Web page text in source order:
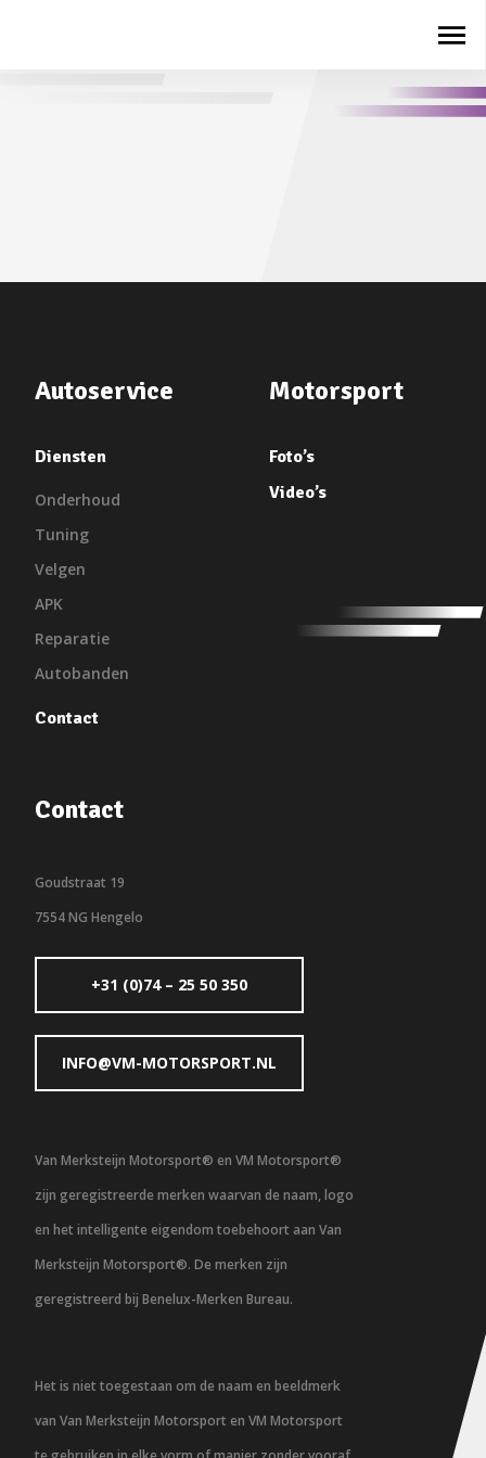
Autoservice
Diensten
Onderhoud
Tuning
Velgen
APK
Reparatie
Autobanden
Contact
Motorsport
Foto’s
Video’s
Contact
Goudstraat 19
7554 NG Hengelo
+31 (0)74 – 25 50 350
INFO@VM-MOTORSPORT.NL
Van Merksteijn Motorsport® en VM Motorsport®
zijn geregistreerde merken waarvan de naam, logo
en het intelligente eigendom toebehoort aan Van
Merksteijn Motorsport®. De merken zijn
geregistreerd bij Benelux-Merken Bureau.
Het is niet toegestaan om de naam en beeldmerk
van Van Merksteijn Motorsport en VM Motorsport